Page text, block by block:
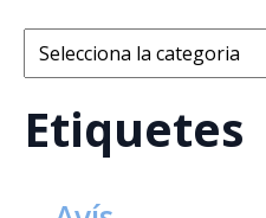
Categories
Etiquetes